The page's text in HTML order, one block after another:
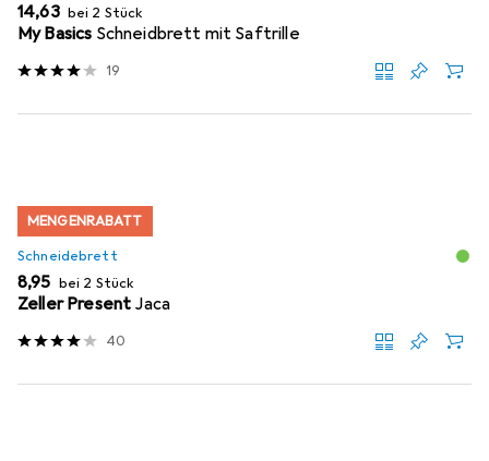
EUR
14,63 bei 2 Stück
My Basics Schneidbrett mit Saftrille
19
MENGENRABATT
Schneidebrett
EUR
8,95 bei 2 Stück
Zeller Present Jaca
40